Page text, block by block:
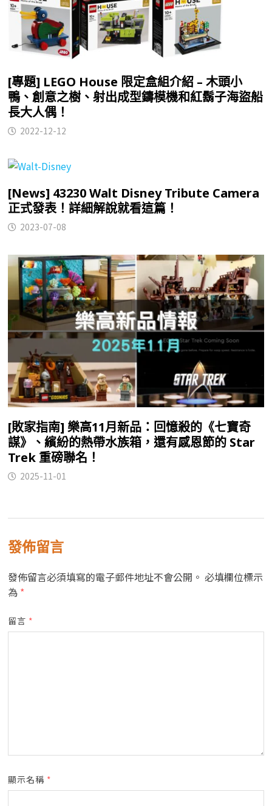
[專題] LEGO House 限定盒組介紹 – 木頭小
鴨、創意之樹、射出成型鑄模機和紅鬍子海盜船
長大人偶！
2022-12-12
[News] 43230 Walt Disney Tribute Camera
正式發表！詳細解說就看這篇！
2023-07-08
[敗家指南] 樂高11月新品：回憶殺的《七寶奇
謀》、繽紛的熱帶水族箱，還有感恩節的 Star
Trek 重磅聯名！
2025-11-01
發佈留言
發佈留言必須填寫的電子郵件地址不會公開。 必填欄位標示
為 *
留言 *
顯示名稱 *